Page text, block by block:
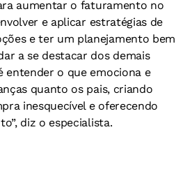
aumentar o faturamento no
e aplicar estratégias de
e ter um planejamento bem
a se destacar dos demais
entender o que emociona e
quanto os pais, criando
inesquecível e oferecendo
diz o especialista.